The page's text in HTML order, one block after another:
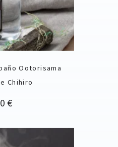
Ootorisama
Chihiro
€